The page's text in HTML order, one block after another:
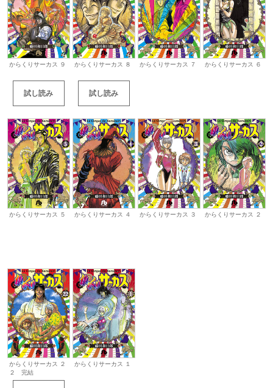
からくりサーカス ９
試し読み
からくりサーカス ８
試し読み
からくりサーカス ７ からくりサーカス ６
からくりサーカス ５ からくりサーカス ４ からくりサーカス ３ からくりサーカス ２
からくりサーカス ２
２ 完結
からくりサーカス １